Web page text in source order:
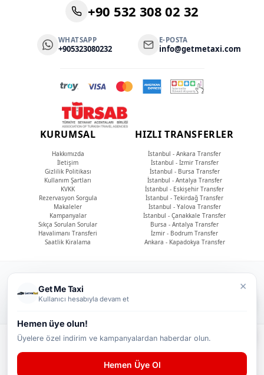
+90 532 308 02 32
WHATSAPP
+905323080232
E-POSTA
info@getmetaxi.com
KURUMSAL
Hakkımızda
İletişim
Gizlilik Politikası
Kullanım Şartları
KVKK
Rezervasyon Sorgula
Makaleler
Kampanyalar
Sıkça Sorulan Sorular
Havalimanı Transferi
Saatlik Kiralama
HIZLI TRANSFERLER
İstanbul - Ankara Transfer
İstanbul - İzmir Transfer
İstanbul - Bursa Transfer
İstanbul - Antalya Transfer
İstanbul - Eskişehir Transfer
İstanbul - Tekirdağ Transfer
İstanbul - Yalova Transfer
İstanbul - Çanakkale Transfer
Bursa - Antalya Transfer
İzmir - Bodrum Transfer
Ankara - Kapadokya Transfer
×
Get Me Taxi
Kullanıcı hesabıyla devam et
Hemen üye olun!
Üyelere özel indirim ve kampanyalardan haberdar olun.
Hemen Üye Ol